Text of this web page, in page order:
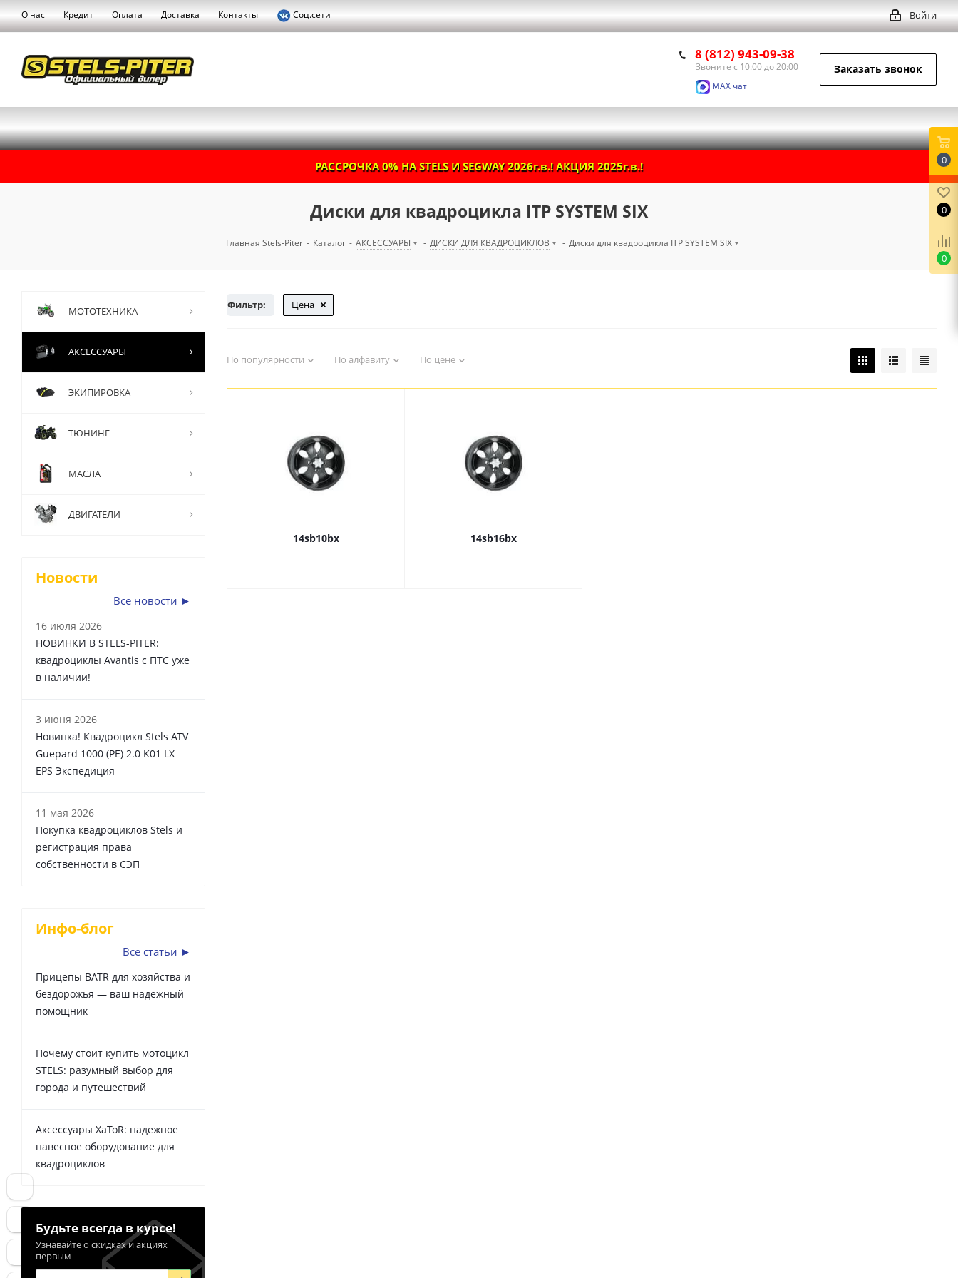
О нас Кредит Оплата Доставка Контакты Соц.сети Войти
8 (812) 943-09-38
Звоните с 10:00 до 20:00
MAX чат
Заказать звонок
РАССРОЧКА 0% НА STELS И SEGWAY 2026г.в.! АКЦИЯ 2025г.в.!
Диски для квадроцикла ITP SYSTEM SIX
Главная Stels-Piter - Каталог - АКСЕССУАРЫ - ДИСКИ ДЛЯ КВАДРОЦИКЛОВ - Диски для квадроцикла ITP SYSTEM SIX
Фильтр: Цена
По популярности По алфавиту По цене
14sb10bx 14sb16bx
МОТОТЕХНИКА
АКСЕССУАРЫ
ЭКИПИРОВКА
ТЮНИНГ
МАСЛА
ДВИГАТЕЛИ
Новости
Все новости ►
16 июля 2026
НОВИНКИ В STELS-PITER:
квадроциклы Avantis с ПТС уже
в наличии!
3 июня 2026
Новинка! Квадроцикл Stels ATV
Guepard 1000 (PE) 2.0 K01 LX
EPS Экспедиция
11 мая 2026
Покупка квадроциклов Stels и
регистрация права
собственности в СЭП
Инфо-блог
Все статьи ►
Прицепы BATR для хозяйства и
бездорожья — ваш надёжный
помощник
Почему стоит купить мотоцикл
STELS: разумный выбор для
города и путешествий
Аксессуары XaToR: надежное
навесное оборудование для
квадроциклов
Будьте всегда в курсе!
Узнавайте о скидках и акциях
первым
0
0
0